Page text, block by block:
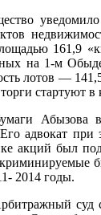
161,9
на 1-м
лотов —
стартуют в
Абызова
адвокат при
акций был
2014 годы.
суд